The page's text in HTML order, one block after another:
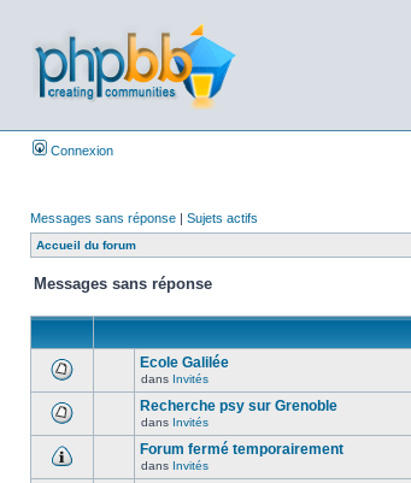
Connexion
Messages sans réponse | Sujets actifs
Accueil du forum
Messages sans réponse
Ecole Galilée
dans Invités
Recherche psy sur Grenoble
dans Invités
Forum fermé temporairement
dans Invités